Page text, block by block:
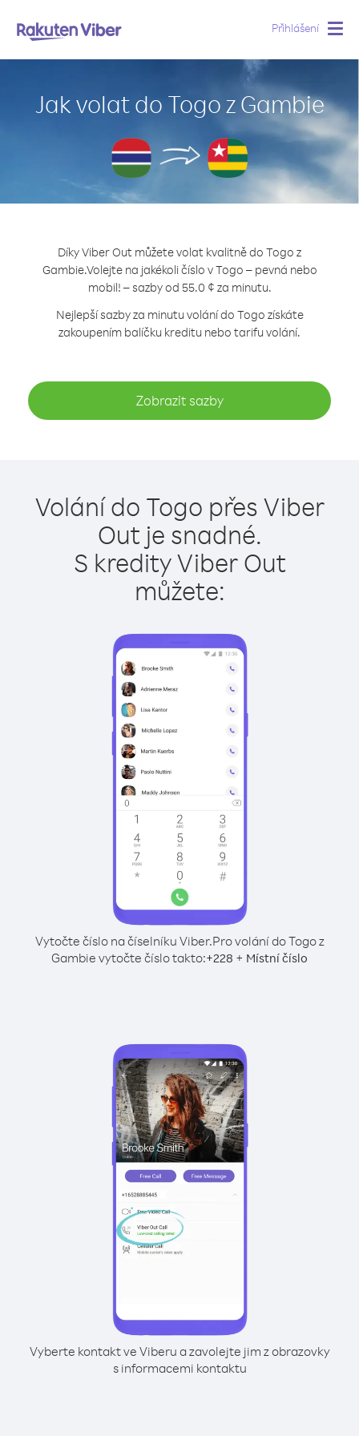
Přihlášení
Jak volat do Togo z Gambie
Díky Viber Out můžete volat kvalitně do Togo z
Gambie.Volejte na jakékoli číslo v Togo – pevná nebo
mobil! – sazby od 55.0 ¢ za minutu.
Nejlepší sazby za minutu volání do Togo získáte
zakoupením balíčku kreditu nebo tarifu volání.
Zobrazit sazby
Volání do Togo přes Viber
Out je snadné.
S kredity Viber Out
můžete:
Vytočte číslo na číselníku Viber.Pro volání do Togo z
Gambie vytočte číslo takto:+228 + Místní číslo
Vyberte kontakt ve Viberu a zavolejte jim z obrazovky
s informacemi kontaktu